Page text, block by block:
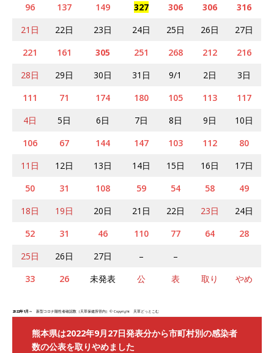
96
137 149 327 306 306
316
21日
22日 23日 24日 25日 26日
27日
221
161 305 251 268 212
216
28日
29日 30日 31日 9/1 2日
3日
111
71 174 180 105 113
117
4日
5日 6日 7日 8日 9日
10日
106
67 144 147 103 112
80
11日
12日 13日 14日 15日 16日
17日
50
31 108 59 54 58
49
18日
19日 20日 21日 22日 23日
24日
52
31 46 110 77 64
28
25日
26日 27日 –
–
33
26 未発表 公 表 取り やめ
2022年1月～ 新型コロナ陽性者確認数（天草保健所管内）© Copyright 天草どっとこむ
熊本県は2022年9月27日発表分から市町村別の感染者
数の公表を取りやめました